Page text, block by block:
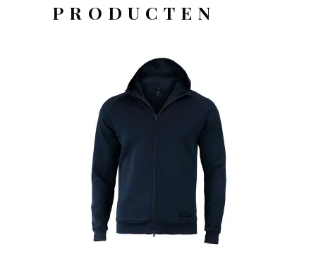
PRODUCTEN
OFFERTEAANVRAAG